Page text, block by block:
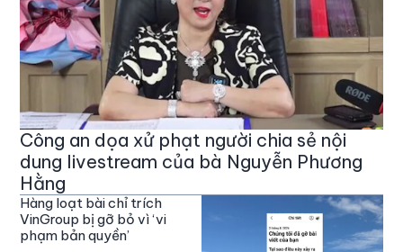
Công an dọa xử phạt người chia sẻ nội
dung livestream của bà Nguyễn Phương
Hằng
Hàng loạt bài chỉ trích
VinGroup bị gỡ bỏ vì ‘vi
phạm bản quyền’